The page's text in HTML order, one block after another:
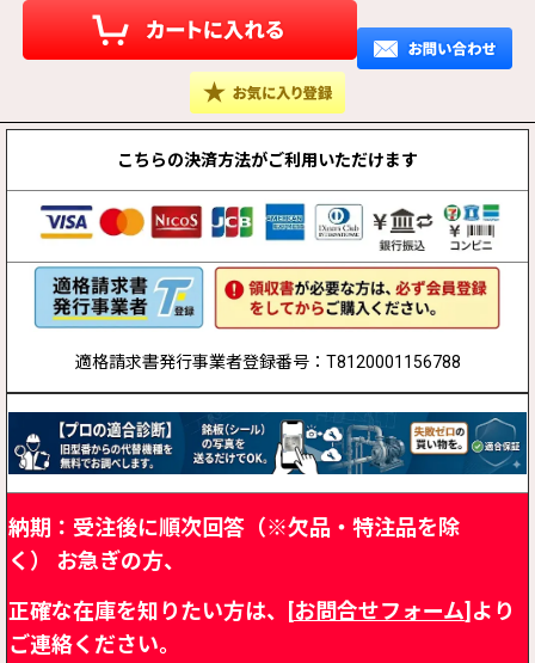
こちらの決済方法がご利用いただけます
適格請求書発行事業者登録番号：T8120001156788
納期：受注後に順次回答（※欠品・特注品を除
く）
お急ぎの方、
正確な在庫を知りたい方は、[お問合せフォーム]より
ご連絡ください。